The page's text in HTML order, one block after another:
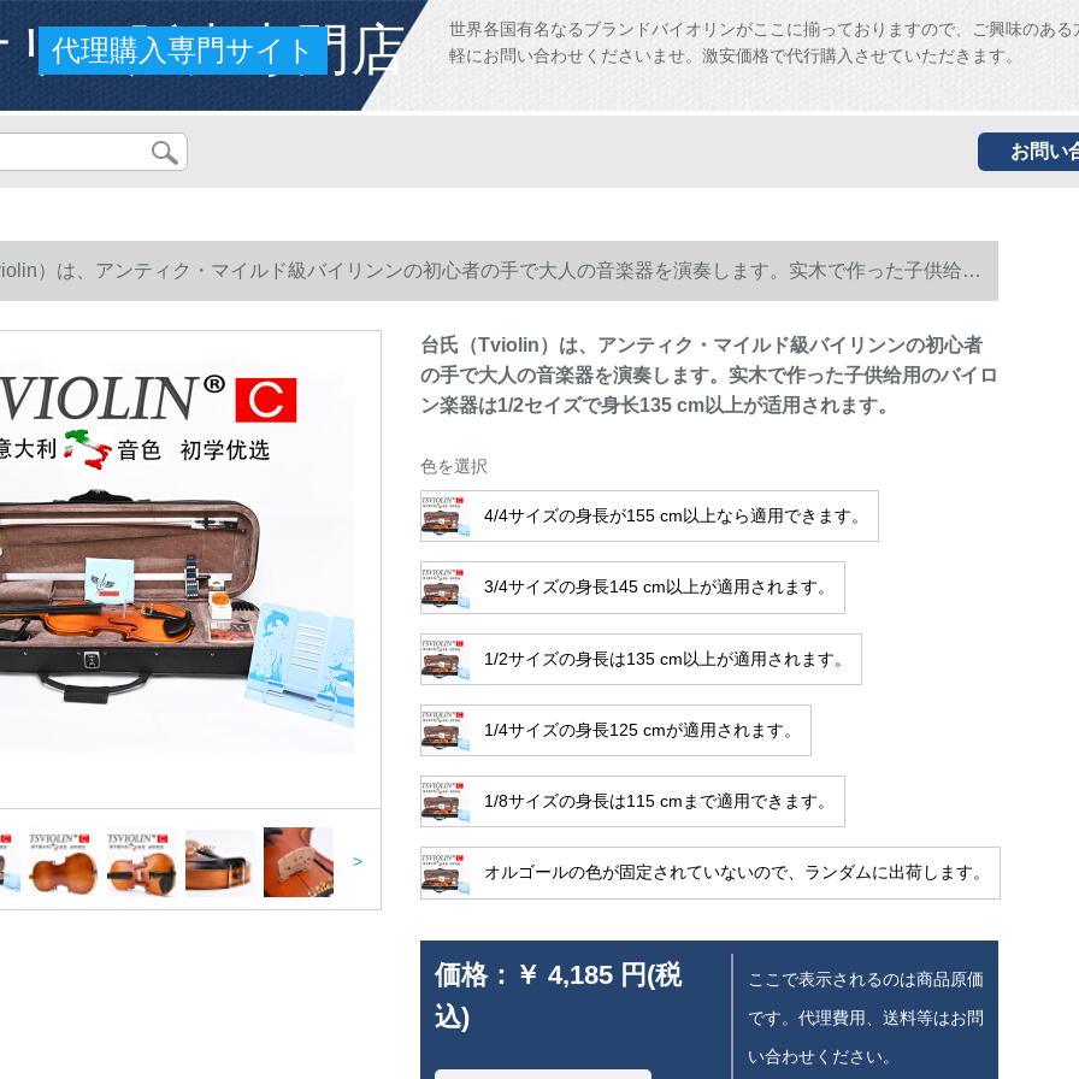
ン販売専門店
代理購入専門サイト
世界各国有名なるブランドバイオリンがここに揃っておりますので、ご興味のある
軽にお問い合わせくださいませ。激安価格で代行購入させていただきます。
お問い
）は、アンティク・マイルド級バイリンンの初心者の手で大人の音楽器を演奏します。实木で作った子供给用
器は1/2セイズで身长135 cm以上が适用されます。
>
台氏（Tviolin）は、アンティク・マイルド級バイリンンの初心者
の手で大人の音楽器を演奏します。实木で作った子供给用のバイロ
ン楽器は1/2セイズで身长135 cm以上が适用されます。
色を選択
4/4サイズの身長が155 cm以上なら適用できます。
3/4サイズの身長145 cm以上が適用されます。
1/2サイズの身長は135 cm以上が適用されます。
1/4サイズの身長125 cmが適用されます。
1/8サイズの身長は115 cmまで適用できます。
オルゴールの色が固定されていないので、ランダムに出荷します。
価格： ￥ 4,185 円(税
込)
ここで表示されるのは商品原価
です。代理費用、送料等はお問
い合わせください。